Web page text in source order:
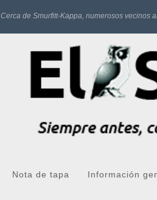
Cerca de Smurfitt-Kappa, numerosos vecinos
Nota de tapa Información